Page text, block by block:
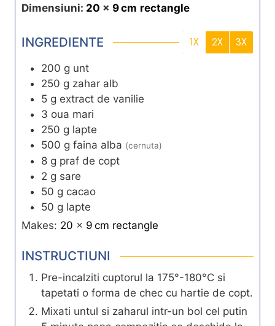
Dimensiuni: 20 x 9cm rectangle
INGREDIENTE 1X 2X 3X
200 g unt
250 g zahar alb
5 g extract de vanilie
3 oua mari
250 g lapte
500 g faina alba (cernuta)
8 g praf de copt
2 g sare
50 g cacao
50 g lapte
Makes: 20 x 9 cm rectangle
INSTRUCTIUNI
Pre-incalziti cuptorul la 175°-180°C si
tapetati o forma de chec cu hartie de copt.
Mixati untul si zaharul intr-un bol cel putin